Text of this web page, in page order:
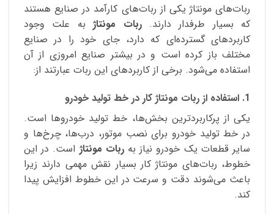
ربات‌های مونتاژ یکی از ربات‌های کارآمد در صنایع هستند
که بسیار طرفدار دارند.ربات مونتاژبه علت وجود
کاربردهای گسترده‌ای که دارد، جای خود را در صنایع
مختلف باز کرده است و در بیشتر صنایع امروزی از آن
استفاده می‌شود. برخی از کاربردهای این ربات عبارتند از:
1. استفاده از ربات مونتاژ کار در خط تولید خودرو
یکی از پرکاربردترین بخش‌ها، خط تولید خودروها است.
در خط تولید خودرو برای نصب موتور، درب‌ها، چرخ‌ها و
سایر قطعات یک خودرو نیاز بهربات مونتاژ است. در این
خطوط، ربات‌های مونتاژ کار بسیار نقش مهمی دارند زیرا
باعث می‌شوند دقت و سرعت در این خطوط افزایش پیدا
کند.